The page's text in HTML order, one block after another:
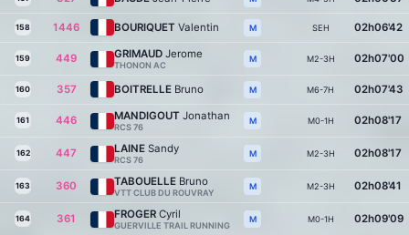
158 1446 BOURIQUET Valentin M SEH 02h06'42
159 449 GRIMAUD Jerome
THONON AC
M M2-3H 02h07'00
160 357 BOITRELLE Bruno M M6-7H 02h07'43
161 446 MANDIGOUT Jonathan
RCS 76
M M0-1H 02h08'17
162 447 LAINE Sandy
RCS 76
M M2-3H 02h08'17
163 360 TABOUELLE Bruno
VTT CLUB DU ROUVRAY
M M2-3H 02h08'41
164 361 FROGER Cyril
GUERVILLE TRAIL RUNNING
M M0-1H 02h09'09